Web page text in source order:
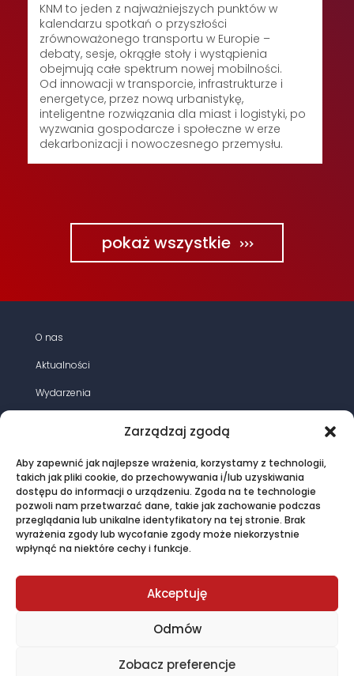
Zarządzaj zgodą
Aby zapewnić jak najlepsze wrażenia, korzystamy z technologii,
takich jak pliki cookie, do przechowywania i/lub uzyskiwania
dostępu do informacji o urządzeniu. Zgoda na te technologie
pozwoli nam przetwarzać dane, takie jak zachowanie podczas
przeglądania lub unikalne identyfikatory na tej stronie. Brak
wyrażenia zgody lub wycofanie zgody może niekorzystnie
wpłynąć na niektóre cechy i funkcje.
Akceptuję
Odmów
Zobacz preferencje
KNM to jeden z najważniejszych punktów w
kalendarzu spotkań o przyszłości
zrównoważonego transportu w Europie –
debaty, sesje, okrągłe stoły i wystąpienia
obejmują całe spektrum nowej mobilności.
Od innowacji w transporcie, infrastrukturze i
energetyce, przez nową urbanistykę,
inteligentne rozwiązania dla miast i logistyki, po
wyzwania gospodarcze i społeczne w erze
dekarbonizacji i nowoczesnego przemysłu.
pokaż wszystkie
O nas
Aktualności
Wydarzenia
Magazyn energia elektryczna
Oferta
Kontakt